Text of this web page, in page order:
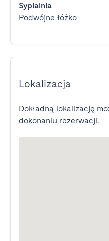
Sypialnia
Podwójne łóżko
Lokalizacja
Dokładną lokalizację
dokonaniu rezerwacji.